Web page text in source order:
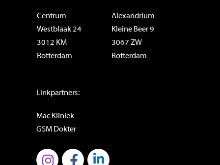
Centrum
Westblaak 24
3012 KM
Rotterdam
Alexandrium
Kleine Beer 9
3067 ZW
Rotterdam
Linkpartners:
Mac Kliniek
GSM Dokter